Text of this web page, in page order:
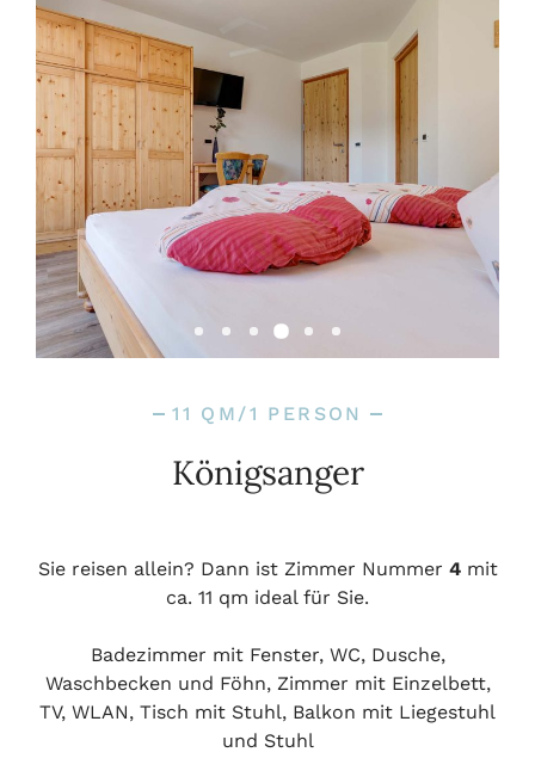
11 QM/1 PERSON
Königsanger
Sie reisen allein? Dann ist Zimmer Nummer 4mit
ca. 11 qm ideal für Sie.
Badezimmer mit Fenster, WC, Dusche,
Waschbecken und Föhn, Zimmer mit Einzelbett,
TV, WLAN, Tisch mit Stuhl, Balkon mit Liegestuhl
und Stuhl